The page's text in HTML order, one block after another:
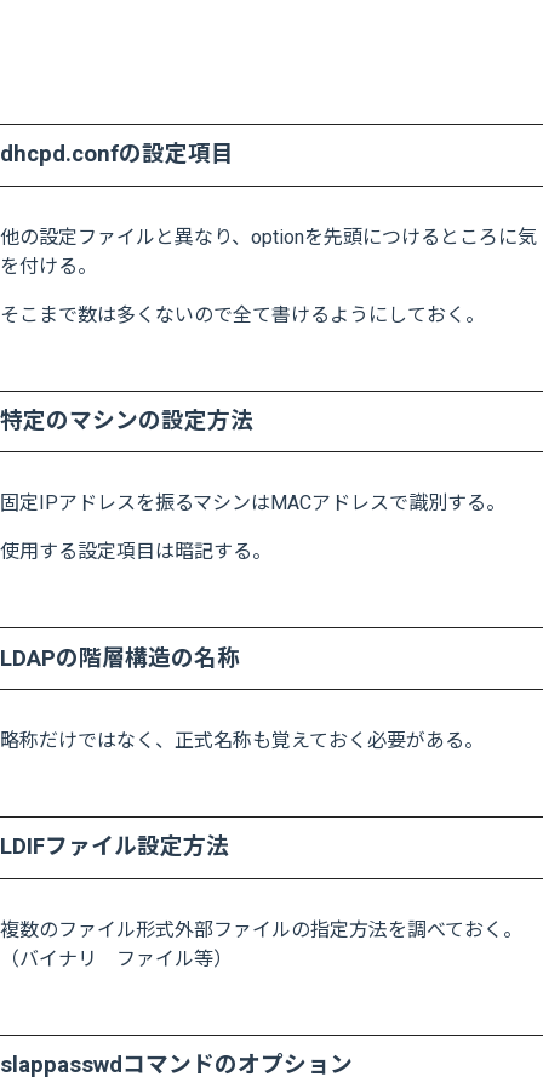
dhcpd.confの設定項目
他の設定ファイルと異なり、optionを先頭につけるところに気
を付ける。
そこまで数は多くないので全て書けるようにしておく。
特定のマシンの設定方法
固定IPアドレスを振るマシンはMACアドレスで識別する。
使用する設定項目は暗記する。
LDAPの階層構造の名称
略称だけではなく、正式名称も覚えておく必要がある。
LDIFファイル設定方法
複数のファイル形式外部ファイルの指定方法を調べておく。
（バイナリ ファイル等）
slappasswdコマンドのオプション